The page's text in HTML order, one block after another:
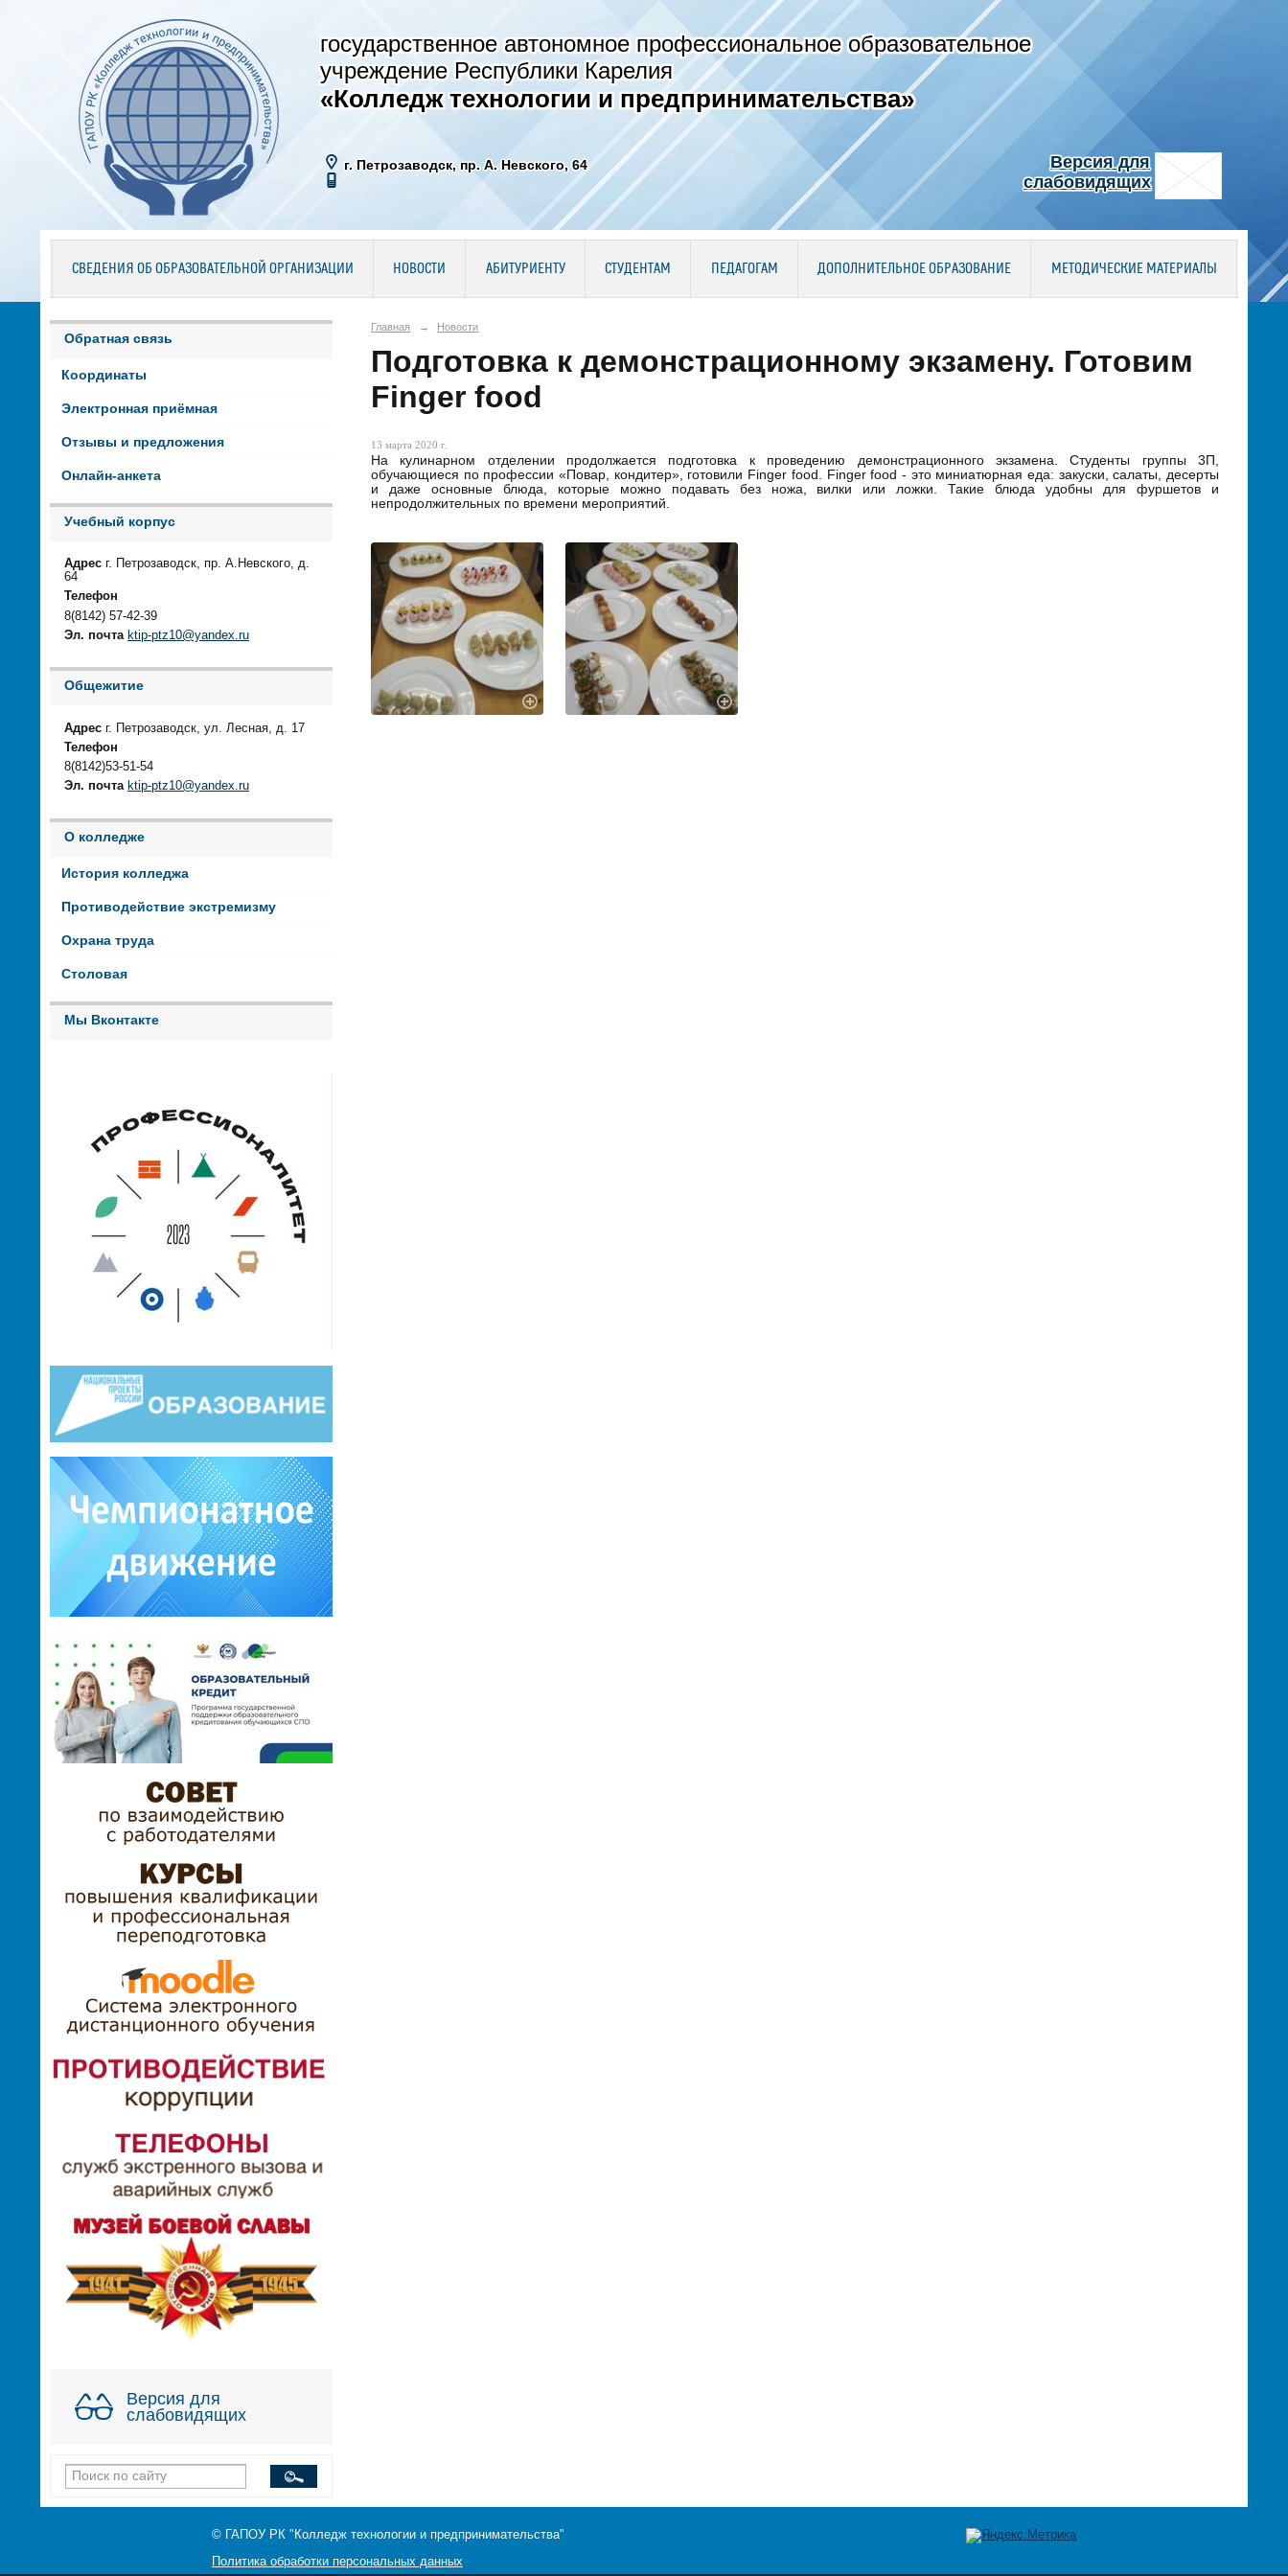
государственное автономное профессиональное образовательное
учреждение Республики Карелия
«Колледж технологии и предпринимательства»
г. Петрозаводск, пр. А. Невского, 64
Версия для
слабовидящих
СВЕДЕНИЯ ОБ ОБРАЗОВАТЕЛЬНОЙ ОРГАНИЗАЦИИ НОВОСТИ АБИТУРИЕНТУ СТУДЕНТАМ ПЕДАГОГАМ ДОПОЛНИТЕЛЬНОЕ ОБРАЗОВАНИЕ МЕТОДИЧЕСКИЕ МАТЕРИАЛЫ
Обратная связь
Координаты
Электронная приёмная
Отзывы и предложения
Онлайн-анкета
Учебный корпус
Адрес г. Петрозаводск, пр. А.Невского, д.
64
Телефон
8(8142) 57-42-39
Эл. почта ktip-ptz10@yandex.ru
Общежитие
Адрес г. Петрозаводск, ул. Лесная, д. 17
Телефон
8(8142)53-51-54
Эл. почта ktip-ptz10@yandex.ru
О колледже
История колледжа
Противодействие экстремизму
Охрана труда
Столовая
Мы Вконтакте
Версия для
слабовидящих
Главная → Новости
Подготовка к демонстрационному экзамену. Готовим
Finger food
13 марта 2020 г.
На кулинарном отделении продолжается подготовка к проведению демонстрационного экзамена. Студенты группы 3П,
обучающиеся по профессии «Повар, кондитер», готовили Finger food. Finger food - это миниатюрная еда: закуски, салаты, десерты
и даже основные блюда, которые можно подавать без ножа, вилки или ложки. Такие блюда удобны для фуршетов и
непродолжительных по времени мероприятий.
© ГАПОУ РК "Колледж технологии и предпринимательства"
Политика обработки персональных данных